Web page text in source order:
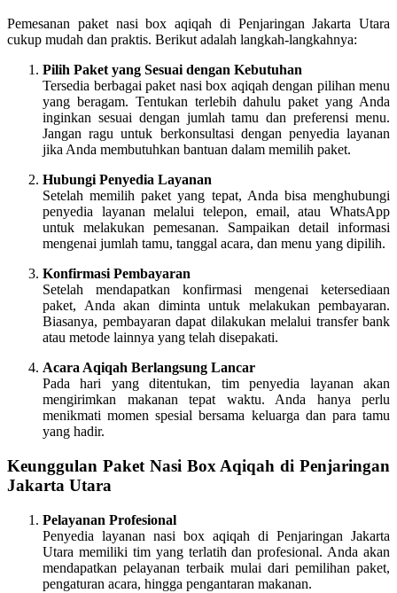
Pemesanan paket nasi box aqiqah di Penjaringan Jakarta Utara
cukup mudah dan praktis. Berikut adalah langkah-langkahnya:
Pilih Paket yang Sesuai dengan Kebutuhan
Tersedia berbagai paket nasi box aqiqah dengan pilihan menu
yang beragam. Tentukan terlebih dahulu paket yang Anda
inginkan sesuai dengan jumlah tamu dan preferensi menu.
Jangan ragu untuk berkonsultasi dengan penyedia layanan
jika Anda membutuhkan bantuan dalam memilih paket.
Hubungi Penyedia Layanan
Setelah memilih paket yang tepat, Anda bisa menghubungi
penyedia layanan melalui telepon, email, atau WhatsApp
untuk melakukan pemesanan. Sampaikan detail informasi
mengenai jumlah tamu, tanggal acara, dan menu yang dipilih.
Konfirmasi Pembayaran
Setelah mendapatkan konfirmasi mengenai ketersediaan
paket, Anda akan diminta untuk melakukan pembayaran.
Biasanya, pembayaran dapat dilakukan melalui transfer bank
atau metode lainnya yang telah disepakati.
Acara Aqiqah Berlangsung Lancar
Pada hari yang ditentukan, tim penyedia layanan akan
mengirimkan makanan tepat waktu. Anda hanya perlu
menikmati momen spesial bersama keluarga dan para tamu
yang hadir.
Keunggulan Paket Nasi Box Aqiqah di Penjaringan
Jakarta Utara
Pelayanan Profesional
Penyedia layanan nasi box aqiqah di Penjaringan Jakarta
Utara memiliki tim yang terlatih dan profesional. Anda akan
mendapatkan pelayanan terbaik mulai dari pemilihan paket,
pengaturan acara, hingga pengantaran makanan.